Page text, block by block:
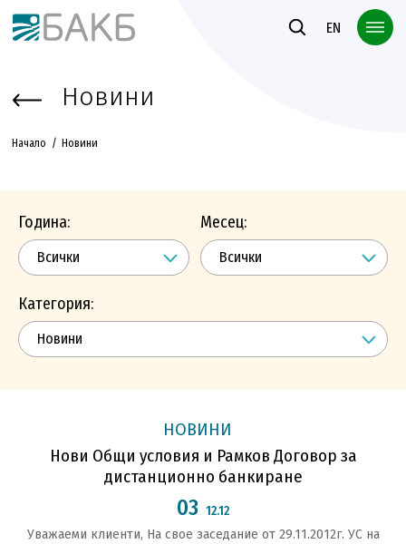
Към основното съдържание
EN
Новини
Начало Новини
Година: Месец:
Категория:
НОВИНИ
Нови Общи условия и Рамков Договор за
дистанционно банкиране
03 12.12
Уважаеми клиенти, На свое заседание от 29.11.2012г. УС на